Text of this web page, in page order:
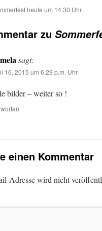
heute um 14.30 Uhr
zu
sagt:
16, 2015 um 6:29 p.m. Uhr
bilder – weiter so !
einen Kommentar
Adresse wird nicht